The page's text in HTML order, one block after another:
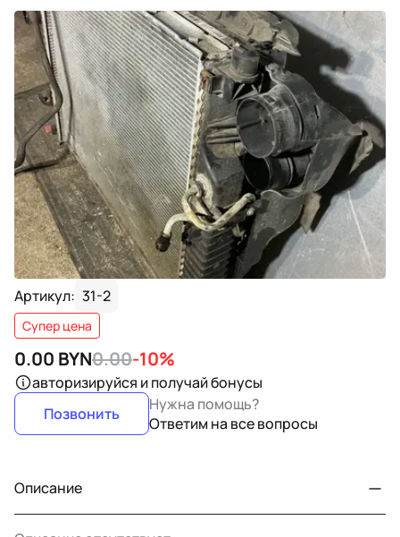
Артикул: 31-2
Супер цена
0.00 BYN0.00-10%
авторизируйся и получай бонусы
Позвонить
Нужна помощь?
Ответим на все вопросы
Описание